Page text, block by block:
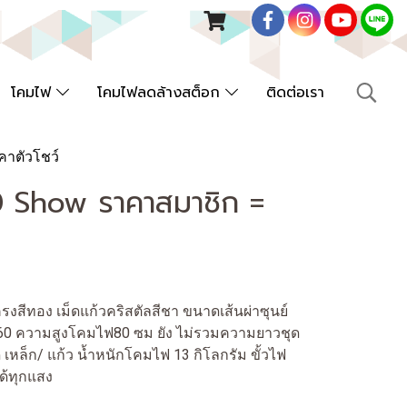
โคมไฟ โคมไฟลดล้างสต็อก ติดต่อเรา
าตัวโชว์
ราคาสมาชิก =
งสีทอง เม็ดแก้วคริสตัลสีชา ขนาดเส้นผ่าซุนย์
ความสูงโคมไฟ80 ซม ยัง ไม่รวมความยาวชุด
หล็ก/ แก้ว น้ำหนักโคมไฟ 13 กิโลกรัม ขั้วไฟ
ทุกแสง